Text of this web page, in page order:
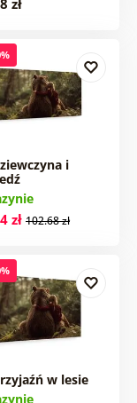
i
zł 102.68 zł
w lesie